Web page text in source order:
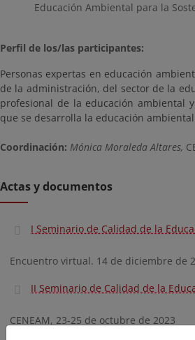
Educación Ambiental para la
Perfil de los/las participantes:
Personas expertas en educación
de la administración, del sector de la
profesional de la educación ambiental
que se desarrolla la educación
Coordinación: Mónica Moraleda Altares,
Actas y documentos
I Seminario de Calidad de la
Encuentro virtual. 14 de diciembre de
II Seminario de Calidad de la
CENEAM, 23-25 de octubre de 2023